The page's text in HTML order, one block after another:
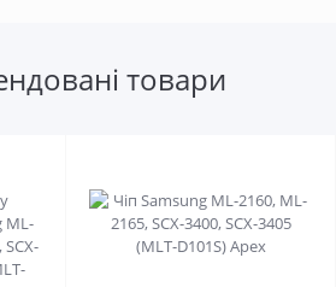
товари